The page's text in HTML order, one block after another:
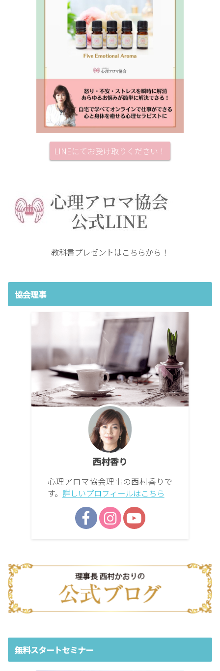
LINEにてお受け取りください！
教科書プレゼントはこちらから！
協会理事
西村香り
心理アロマ協会理事の西村香りで
す。 詳しいプロフィールはこちら
無料スタートセミナー